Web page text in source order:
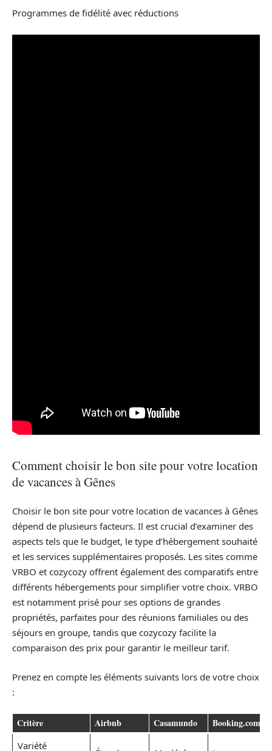
Programmes de fidélité avec réductions
Comment choisir le bon site pour votre location
de vacances à Gênes
Choisir le bon site pour votre location de vacances à Gênes
dépend de plusieurs facteurs. Il est crucial d’examiner des
aspects tels que le budget, le type d’hébergement souhaité
et les services supplémentaires proposés. Les sites comme
VRBO et cozycozy offrent également des comparatifs entre
différents hébergements pour simplifier votre choix. VRBO
est notamment prisé pour ses options de grandes
propriétés, parfaites pour des réunions familiales ou des
séjours en groupe, tandis que cozycozy facilite la
comparaison des prix pour garantir le meilleur tarif.
Prenez en compte les éléments suivants lors de votre choix
:
Critère Airbnb Casamundo Booking.com
Variété